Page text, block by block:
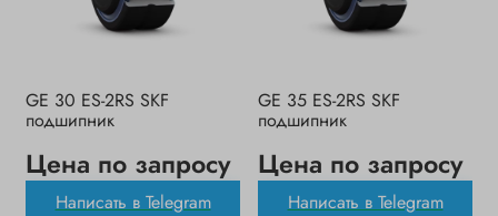
GE 30 ES-2RS SKF
подшипник
Цена по запросу
Написать в Telegram
GE 35 ES-2RS SKF
подшипник
Цена по запросу
Написать в Telegram